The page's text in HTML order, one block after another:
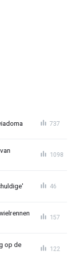
737
1098
46
157
op de
122